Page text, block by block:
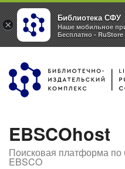
Перейти
основному
EBSCOhost
Поисковая платформа
EBSCO
×
Библиотека СФУ
Наше мобильное
Бесплатно - RuStore